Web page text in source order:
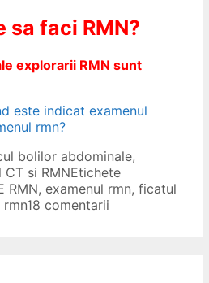
sa faci RMN?
explorarii RMN sunt
este indicat examenul
rmn?
bolilor abdominale,
si RMNEtichete
RMN, examenul rmn, ficatul
rmn18 comentarii